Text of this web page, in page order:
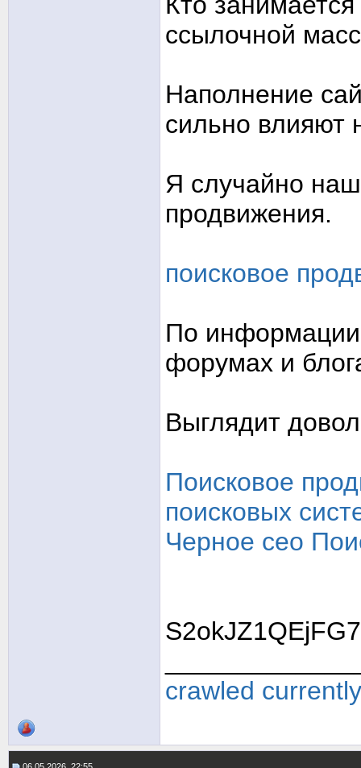
ссылочной
Наполнение
сильно влияют
Я случайно
продвижения.
поисковое
По информации
форумах и
Выглядит
Поисковое
поисковых
Черное сео
crawled